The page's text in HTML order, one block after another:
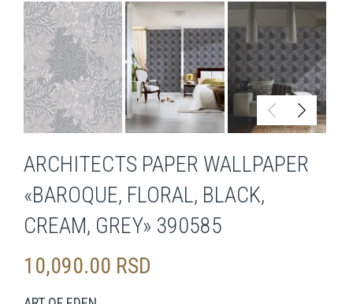
ARCHITECTS PAPER WALLPAPER
«BAROQUE, FLORAL, BLACK,
CREAM, GREY» 390585
10,090.00 RSD